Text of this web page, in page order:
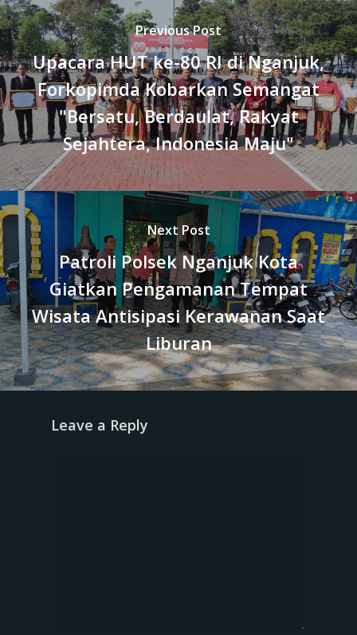
Previous Post
Upacara HUT ke-80 RI di Nganjuk,
Forkopimda Kobarkan Semangat
"Bersatu, Berdaulat, Rakyat
Sejahtera, Indonesia Maju"
Next Post
Patroli Polsek Nganjuk Kota
Giatkan Pengamanan Tempat
Wisata Antisipasi Kerawanan Saat
Liburan
Leave a Reply